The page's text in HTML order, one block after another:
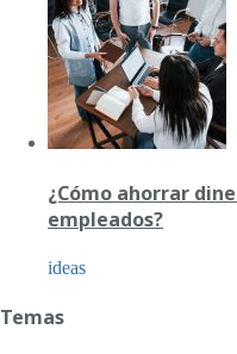
¿Cómo ahorrar
empleados?
ideas
Temas